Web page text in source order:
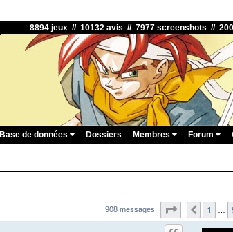
8894 jeux // 10132 avis // 7977 screenshots //
Base de données Dossiers Membres Forum
908 messages Page 59 sur
1